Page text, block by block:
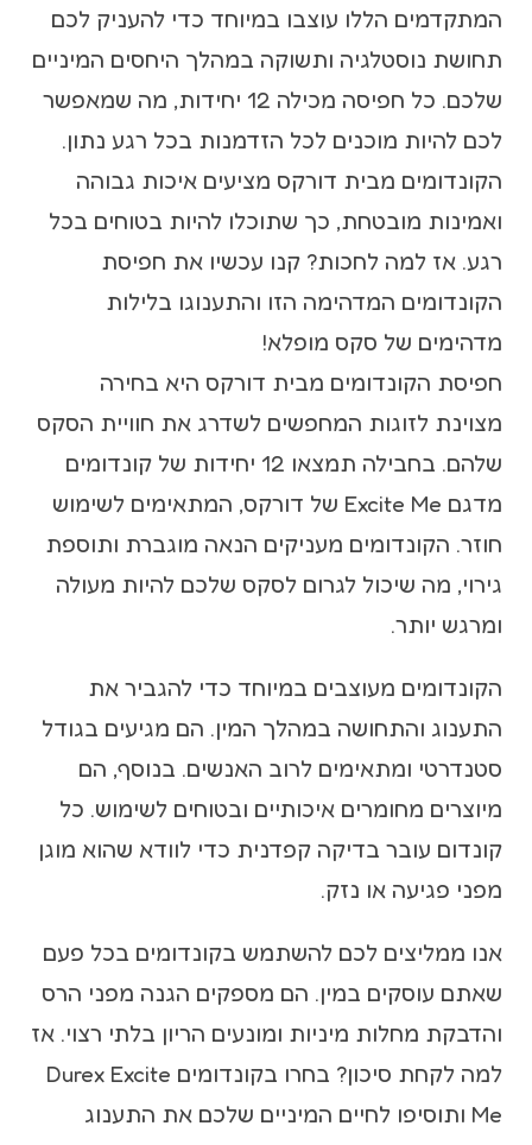
המתקדמים הללו עוצבו במיוחד כדי להעניק לכם
תחושת נוסטלגיה ותשוקה במהלך היחסים המיניים
שלכם. כל חפיסה מכילה 12 יחידות, מה שמאפשר
לכם להיות מוכנים לכל הזדמנות בכל רגע נתון.
הקונדומים מבית דורקס מציעים איכות גבוהה
ואמינות מובטחת, כך שתוכלו להיות בטוחים בכל
רגע. אז למה לחכות? קנו עכשיו את חפיסת
הקונדומים המדהימה הזו והתענוגו בלילות
מדהימים של סקס מופלא!
חפיסת הקונדומים מבית דורקס היא בחירה
מצוינת לזוגות המחפשים לשדרג את חוויית הסקס
שלהם. בחבילה תמצאו 12 יחידות של קונדומים
מדגם Excite Me של דורקס, המתאימים לשימוש
חוזר. הקונדומים מעניקים הנאה מוגברת ותוספת
גירוי, מה שיכול לגרום לסקס שלכם להיות מעולה
ומרגש יותר.
הקונדומים מעוצבים במיוחד כדי להגביר את
התענוג והתחושה במהלך המין. הם מגיעים בגודל
סטנדרטי ומתאימים לרוב האנשים. בנוסף, הם
מיוצרים מחומרים איכותיים ובטוחים לשימוש. כל
קונדום עובר בדיקה קפדנית כדי לוודא שהוא מוגן
מפני פגיעה או נזק.
אנו ממליצים לכם להשתמש בקונדומים בכל פעם
שאתם עוסקים במין. הם מספקים הגנה מפני הרס
והדבקת מחלות מיניות ומונעים הריון בלתי רצוי. אז
למה לקחת סיכון? בחרו בקונדומים Durex Excite
Me ותוסיפו לחיים המיניים שלכם את התענוג